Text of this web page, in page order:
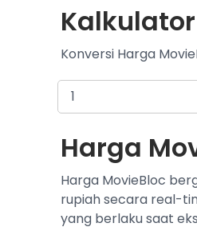
Kalkulator
Konversi Harga
Harga
Harga MovieBloc
rupiah secara real-
yang berlaku saat